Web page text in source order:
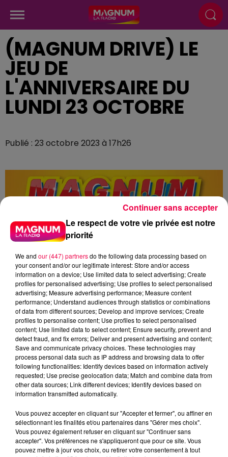
(MAGNUM DRIVE) LE
JEU DE
L'ANNIVERSAIRE DU
LUNDI 23 OCTOBRE
Publié : 23 octobre 2023 à 17h26
lanniversaire.mp3
Le respect de votre vie privée est notre
priorité
We and our (447) partnersdo the following data processing based on
your consent and/or our legitimate interest: Store and/or access
information on a device; Use limited data to select advertising; Create
profiles for personalised advertising; Use profiles to select personalised
advertising; Measure advertising performance; Measure content
performance; Understand audiences through statistics or combinations
of data from different sources; Develop and improve services; Create
profiles to personalise content; Use profiles to select personalised
content; Use limited data to select content; Ensure security, prevent and
detect fraud, and fix errors; Deliver and present advertising and content;
Save and communicate privacy choices. These technologies may
process personal data such as IP address and browsing data to offer
following functionalities: Identify devices based on information actively
requested; Use precise geolocation data; Match and combine data from
other data sources; Link different devices; Identify devices based on
information transmitted automatically.
Vous pouvez accepter en cliquant sur "Accepter et fermer", ou affiner en
sélectionnant les finalités et/ou partenaires dans "Gérer mes choix".
Vous pouvez également refuser en cliquant sur "Continuer sans
accepter". Vos préférences ne s'appliqueront que pour ce site. Vous
pouvez mettre à jour vos choix, ou retirer votre consentement à tout
Continuer sans accepter